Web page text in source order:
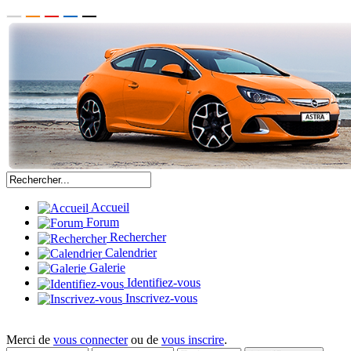
Accueil
Forum
Rechercher
Calendrier
Galerie
Identifiez-vous
Inscrivez-vous
Merci de vous connecterou de vous inscrire.